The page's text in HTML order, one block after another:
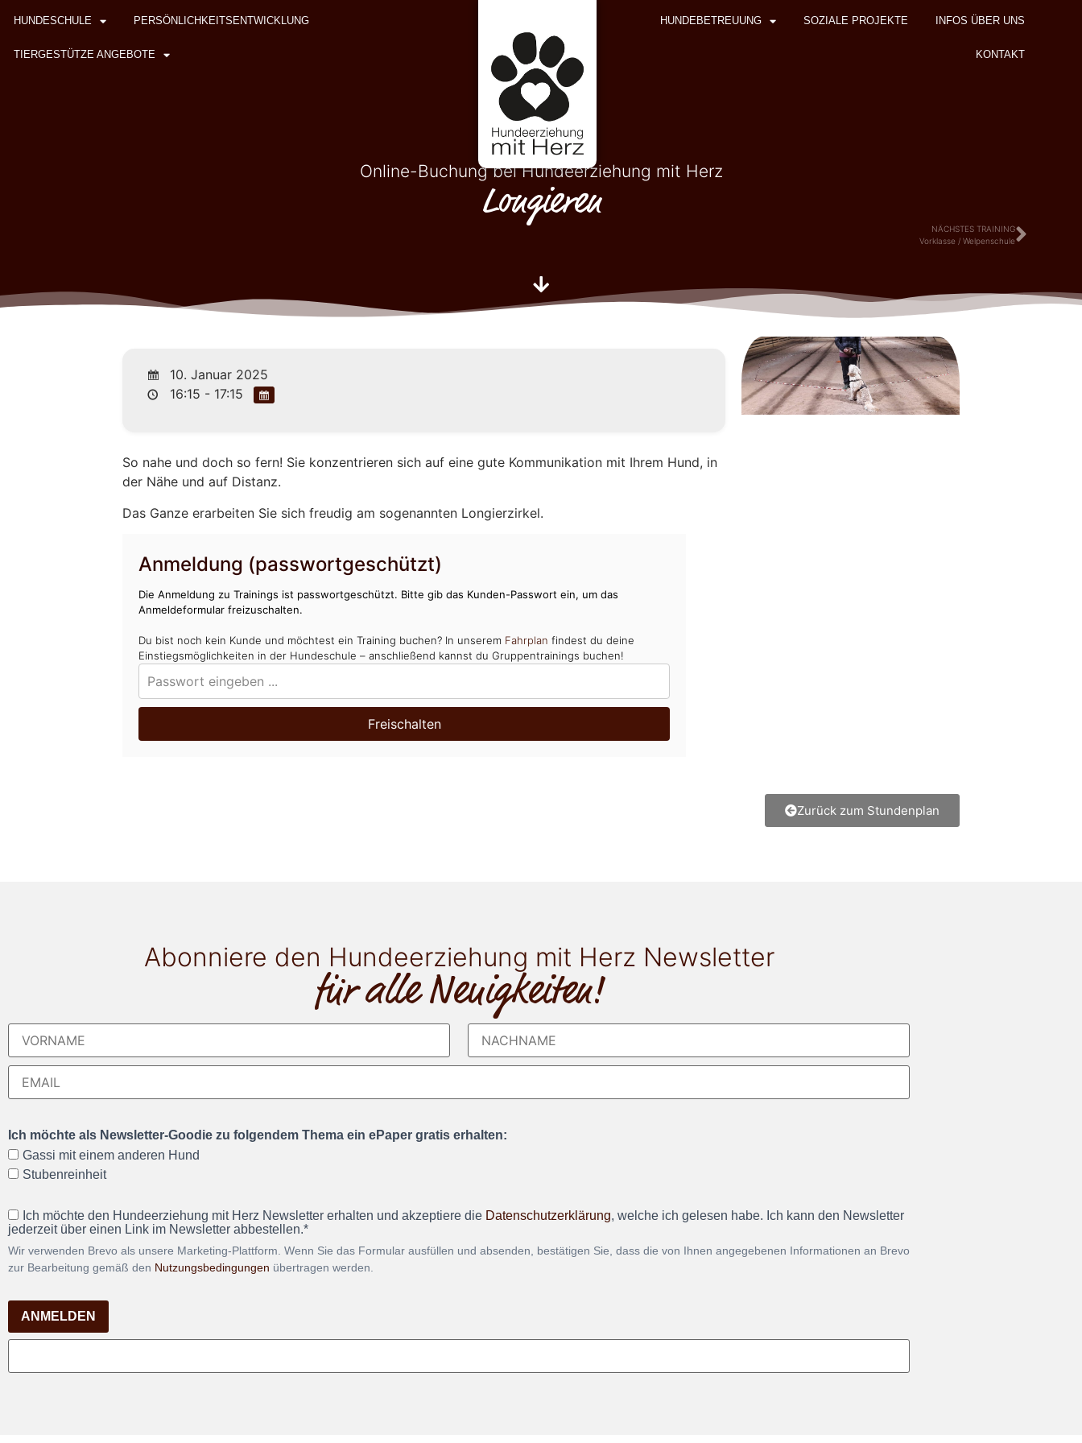
HUNDESCHULE PERSÖNLICHKEITSENTWICKLUNG
TIERGESTÜTZE ANGEBOTE
HUNDEBETREUUNG SOZIALE PROJEKTE INFOS ÜBER UNS
KONTAKT
Online-Buchung bei Hundeerziehung mit Herz
Longieren
NÄCHSTES TRAINING
Vorklasse / Welpenschule
10. Januar 2025
16:15 - 17:15
So nahe und doch so fern! Sie konzentrieren sich auf eine gute Kommunikation mit Ihrem Hund, in
der Nähe und auf Distanz.
Das Ganze erarbeiten Sie sich freudig am sogenannten Longierzirkel.
Anmeldung (passwortgeschützt)
Die Anmeldung zu Trainings ist passwortgeschützt. Bitte gib das Kunden-Passwort ein, um das
Anmeldeformular freizuschalten.
Du bist noch kein Kunde und möchtest ein Training buchen? In unserem Fahrplan findest du deine
Einstiegsmöglichkeiten in der Hundeschule – anschließend kannst du Gruppentrainings buchen!
Freischalten
Zurück zum Stundenplan
Abonniere den Hundeerziehung mit Herz Newsletter
für alle Neuigkeiten!
Ich möchte als Newsletter-Goodie zu folgendem Thema ein ePaper gratis erhalten:
Gassi mit einem anderen Hund
Stubenreinheit
Ich möchte den Hundeerziehung mit Herz Newsletter erhalten und akzeptiere die Datenschutzerklärung, welche ich gelesen habe. Ich kann den Newsletter
jederzeit über einen Link im Newsletter abbestellen.*
Wir verwenden Brevo als unsere Marketing-Plattform. Wenn Sie das Formular ausfüllen und absenden, bestätigen Sie, dass die von Ihnen angegebenen Informationen an Brevo
zur Bearbeitung gemäß den Nutzungsbedingungen übertragen werden.
ANMELDEN